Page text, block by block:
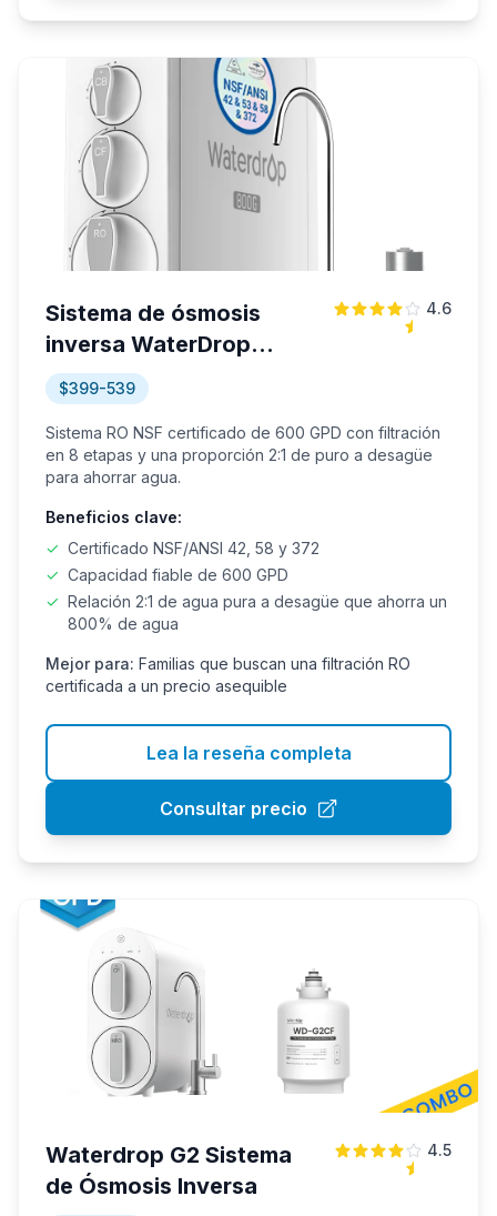
Sistema de ósmosis
inversa WaterDrop
G3P600
4.6
$399-539
Sistema RO NSF certificado de 600 GPD con filtración
en 8 etapas y una proporción 2:1 de puro a desagüe
para ahorrar agua.
Beneficios clave:
✓ Certificado NSF/ANSI 42, 58 y 372
✓ Capacidad fiable de 600 GPD
✓ Relación 2:1 de agua pura a desagüe que ahorra un
800% de agua
Mejor para: Familias que buscan una filtración RO
certificada a un precio asequible
Lea la reseña completa
Consultar precio
Waterdrop G2 Sistema
de Ósmosis Inversa
4.5